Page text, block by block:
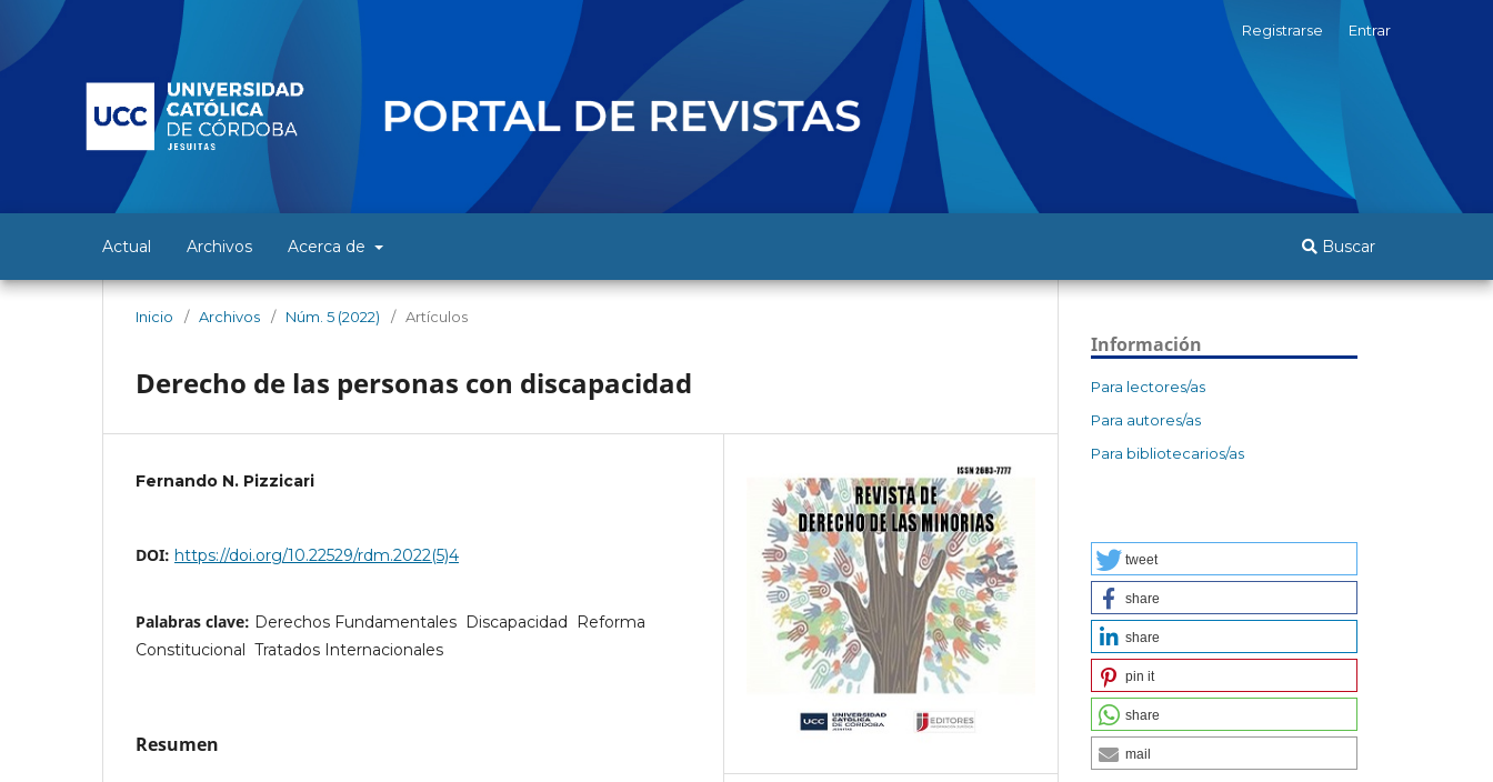
Actual Archivos Acerca de Buscar
Registrarse Entrar
Inicio / Archivos / Núm. 5 (2022) / Artículos
Derecho de las personas con discapacidad
Fernando N. Pizzicari
DOI: https://doi.org/10.22529/rdm.2022(5)4
Palabras clave: Derechos Fundamentales  Discapacidad  Reforma
Constitucional  Tratados Internacionales
Resumen
Información
Para lectores/as
Para autores/as
Para bibliotecarios/as
tweet
share
share
pin it
share
mail